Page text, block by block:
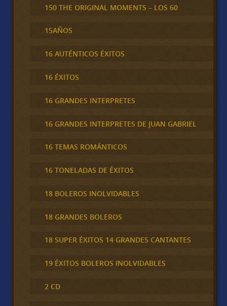
150 THE ORIGINAL MOMENTS – LOS 60
15AÑOS
16 AUTÉNTICOS ÉXITOS
16 ÉXITOS
16 GRANDES INTERPRETES
16 GRANDES INTERPRETES DE JUAN GABRIEL
16 TEMAS ROMÁNTICOS
16 TONELADAS DE ÉXITOS
18 BOLEROS INOLVIDABLES
18 GRANDES BOLEROS
18 SUPER ÉXITOS 14 GRANDES CANTANTES
19 ÉXITOS BOLEROS INOLVIDABLES
2 CD